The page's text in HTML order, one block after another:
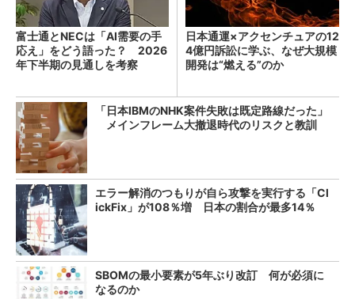
富士通とNECは「AI需要の手
応え」をどう語った？ 2026
年下半期の見通しを考察
日本通運×アクセンチュアの12
4億円訴訟に学ぶ、なぜ大規模
開発は“燃える”のか
「日本IBMのNHK案件失敗は既定路線だった」
メインフレーム大撤退時代のリスクと教訓
エラー解消のつもりが自ら攻撃を実行する「Cl
ickFix」が108％増 日本の割合が最多14％
SBOMの最小要素が5年ぶり改訂 何が必須に
なるのか